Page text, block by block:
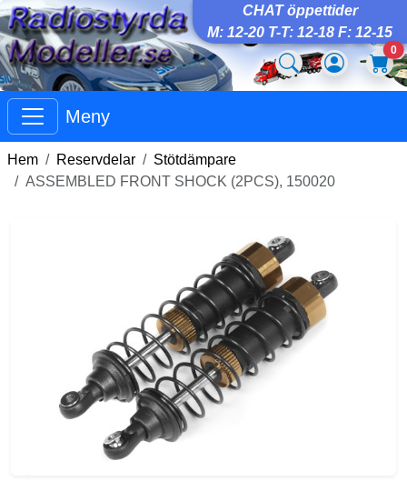
CHAT öppettider
M: 12-20 T-T: 12-18 F: 12-15
0
Meny
Hem Reservdelar
Stötdämpare
ASSEMBLED FRONT SHOCK (2PCS), 150020